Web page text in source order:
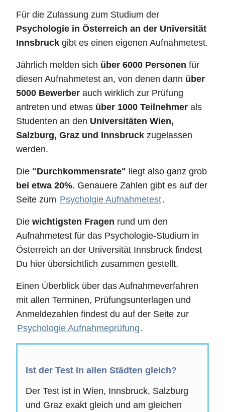
Für die Zulassung zum Studium der
Psychologie in Österreich an der Universität
Innsbruck gibt es einen eigenen Aufnahmetest.
Jährlich melden sich über 6000 Personen für
diesen Aufnahmetest an, von denen dann über
5000 Bewerber auch wirklich zur Prüfung
antreten und etwas über 1000 Teilnehmer als
Studenten an den Universitäten Wien,
Salzburg, Graz und Innsbruck zugelassen
werden.
Die "Durchkommensrate" liegt also ganz grob
bei etwa 20%. Genauere Zahlen gibt es auf der
Seite zum Psycholgie Aufnahmetest.
Die wichtigsten Fragen rund um den
Aufnahmetest für das Psychologie-Studium in
Österreich an der Universität Innsbruck findest
Du hier übersichtlich zusammen gestellt.
Einen Überblick über das Aufnahmeverfahren
mit allen Terminen, Prüfungsunterlagen und
Anmeldezahlen findest du auf der Seite zur
Psychologie Aufnahmeprüfung .
Ist der Test in allen Städten gleich?
Der Test ist in Wien, Innsbruck, Salzburg
und Graz exakt gleich und am gleichen